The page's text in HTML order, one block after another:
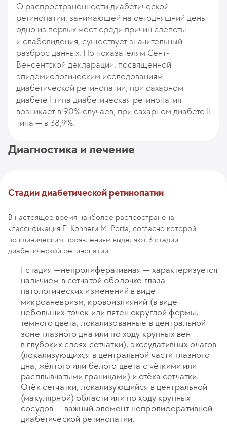
О распространенности диабетической
ретинопатии, занимающей на сегодняшний день
одно из первых мест среди причин слепоты
и слабовидения, существует значительный
разброс данных. По показателям Сент-
Венсентской декларации, посвященной
эпидемиологическим исследованиям
диабетической ретинопатии, при сахарном
диабете I типа диабетическая ретинопатия
возникает в 90% случаев, при сахарном диабете II
типа — в 38,9%.
Диагностика и лечение
Cтадии диабетической ретинопатии
В настоящее время наиболее распространена
классификация E. Kohnerи M. Porta, согласно которой
по клиническим проявлениям выделяют 3 стадии
диабетической ретинопатии:
I стадия —непролиферативная — характеризуется
наличием в сетчатой оболочке глаза
патологических изменений в виде
микроаневризм, кровоизлияний (в виде
небольших точек или пятен округлой формы,
темного цвета, локализованные в центральной
зоне глазного дна или по ходу крупных вен
в глубоких слоях сетчатки), экссудативных очагов
(локализующихся в центральной части глазного
дна, жёлтого или белого цвета с чёткими или
расплывчатыми границами) и отёка сетчатки.
Отёк сетчатки, локализующийся в центральной
(макулярной) области или по ходу крупных
сосудов — важный элемент непролиферативной
диабетической ретинопатии.